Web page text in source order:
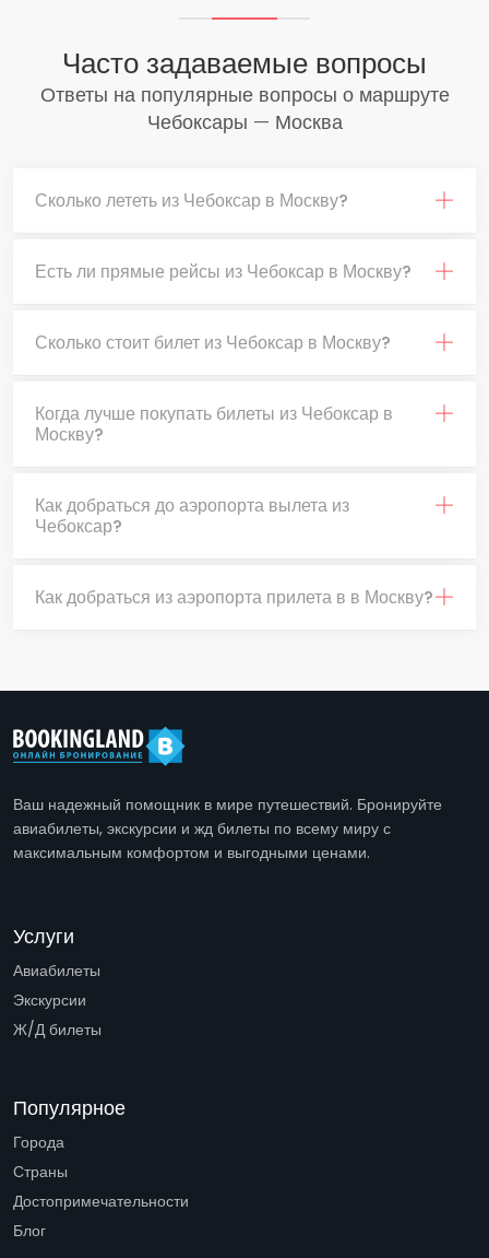
Часто задаваемые вопросы
Ответы на популярные вопросы о маршруте
Чебоксары — Москва
Сколько лететь из Чебоксар в Москву?
Есть ли прямые рейсы из Чебоксар в Москву?
Сколько стоит билет из Чебоксар в Москву?
Когда лучше покупать билеты из Чебоксар в
Москву?
Как добраться до аэропорта вылета из
Чебоксар?
Как добраться из аэропорта прилета в в Москву?
Ваш надежный помощник в мире путешествий. Бронируйте
авиабилеты, экскурсии и жд билеты по всему миру с
максимальным комфортом и выгодными ценами.
Услуги
Авиабилеты
Экскурсии
Ж/Д билеты
Популярное
Города
Страны
Достопримечательности
Блог